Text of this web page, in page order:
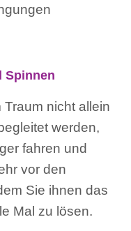
Spinnen
nicht allein
werden,
fahren und
vor den
Sie ihnen das
Mal zu lösen.